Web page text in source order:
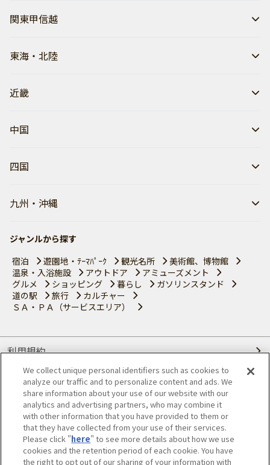
関東甲信越
東海・北陸
近畿
中国
四国
九州・沖縄
ジャンルから探す
宿泊
遊園地・ﾃｰﾏﾊﾟｰｸ 観光名所
美術館、博物館
温泉・入浴施設
アウトドア
アミューズメント
グルメ
ショッピング 暮らし
ガソリンスタンド
道の駅
旅行
カルチャー
ＳＡ・ＰＡ（サービスエリア）
利用規約
個人情報の取り扱いについて
会員優待サービスの提携をご検討の方へ
JAFホームページ
© JAPAN AUTOMOBILE FEDERATION. All rights reserved.
We collect unique personal identifiers such as cookies to
analyze our traffic and to personalize content and ads. We
share information about your use of our website with our
analytics and advertising partners, who may combine it
with other information that you have provided to them or
that they have collected from your use of their services.
Please click "here" to see more details about how we use
cookies and the retention period of each cookie. You have
the right to opt out of our sharing of your information with